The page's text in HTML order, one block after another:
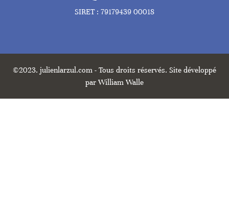
SIRET : 79179439 00018
©2023. julienlarzul.com - Tous droits réservés. Site développé
par William Walle